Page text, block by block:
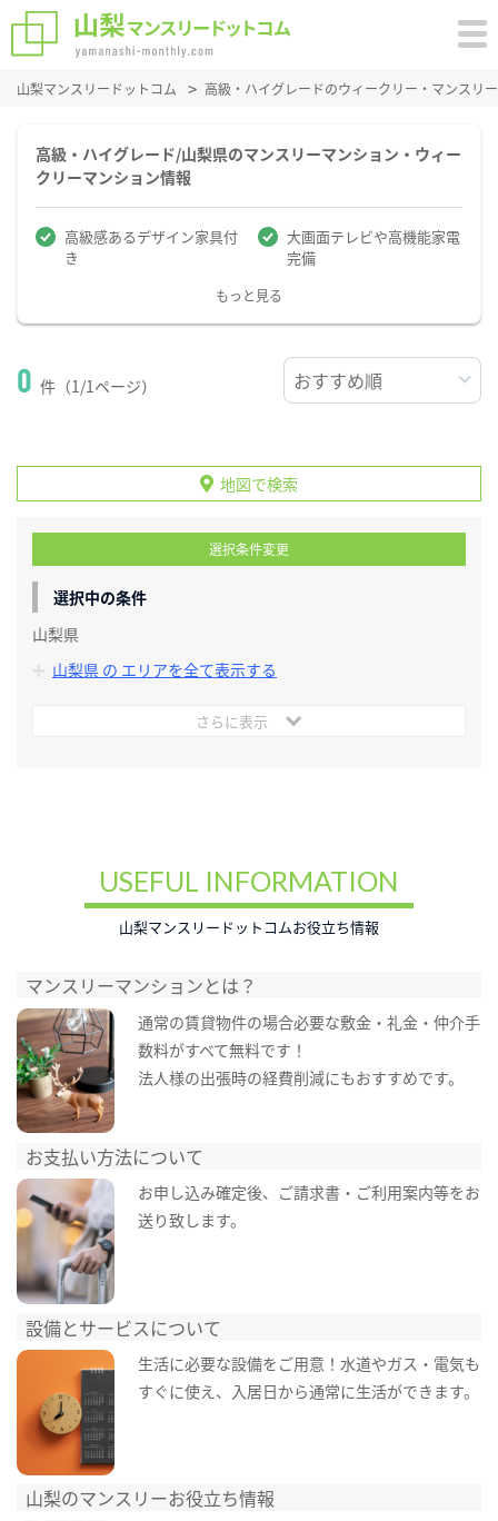
山梨マンスリードットコム 高級・ハイグレードのウィークリー・マンスリ
高級・ハイグレード/山梨県のマンスリーマンション・ウィー
クリーマンション情報
高級感あるデザイン家具付
き
大画面テレビや高機能家電
完備
もっと見る
0 件（1/1ページ）
地図で検索
選択条件変更
選択中の条件
山梨県
山梨県 の エリアを全て表示する
さらに表示
USEFUL INFORMATION
山梨マンスリードットコムお役立ち情報
マンスリーマンションとは？
通常の賃貸物件の場合必要な敷金・礼金・仲介手
数料がすべて無料です！
法人様の出張時の経費削減にもおすすめです。
お支払い方法について
お申し込み確定後、ご請求書・ご利用案内等をお
送り致します。
設備とサービスについて
生活に必要な設備をご用意！水道やガス・電気も
すぐに使え、入居日から通常に生活ができます。
山梨のマンスリーお役立ち情報